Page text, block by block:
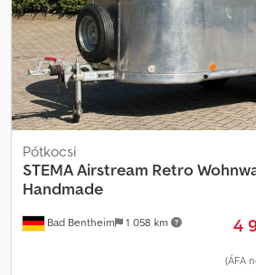
Bad Bentheim 1 058 km
Pótkocsi
STEMAAirstream Retro
Handmade
4
(ÁFA